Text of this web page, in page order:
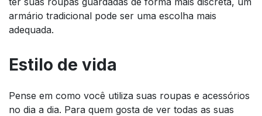
armário tradicional pode ser uma escolha mais
adequada.
Estilo de vida
Pense em como você utiliza suas roupas e acessórios
no dia a dia. Para quem gosta de ver todas as suas